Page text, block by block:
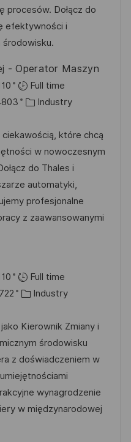
g
o
r
e
procesów. Dołącz do
efektywności i
środowisku.
- Operator Maszyn
Full time
K
t
e
g
o
r
i
Industry
które chcą
w nowoczesnym
do Thales i
automatyki,
profesjonalne
z zaawansowanymi
Full time
K
t
e
g
o
r
i
Industry
Kierownik Zmiany i
środowisku
z doświadczeniem w
wynagrodzenie
w międzynarodowej